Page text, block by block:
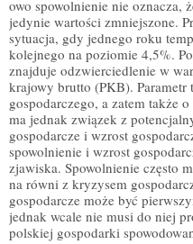
owo spowolnienie nie oznacza,
jedynie wartości zmniejszone.
sytuacja, gdy jednego roku
kolejnego na poziomie 4,5%.
znajduje odzwierciedlenie w
krajowy brutto (PKB).
gospodarczego, a zatem także
ma jednak związek z
gospodarcze i wzrost
spowolnienie i wzrost
zjawiska. Spowolnienie często
na równi z kryzysem
gospodarcze może być
jednak wcale nie musi do niej
polskiej gospodarki